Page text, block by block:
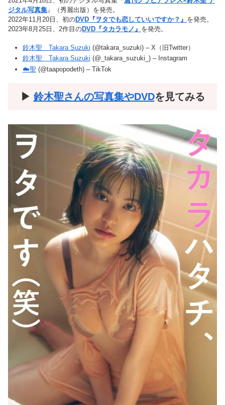
ジタル写真集 』（秀麗出版）を発売。
2022年11月20日、初のDVD『ヲタでも恋していいですか？』 を発売。
2023年8月25日、2作目のDVD『タカラモノ』 を発売。
鈴木聖 Takara Suzuki (@takara_suzuki) – X（旧Twitter）
鈴木聖 Takara Suzuki (@_takara_suzuki_) – Instagram
☁️聖 (@taapopodeth) – TikTok
▶︎ 鈴木聖さんの写真集やDVDを見てみる